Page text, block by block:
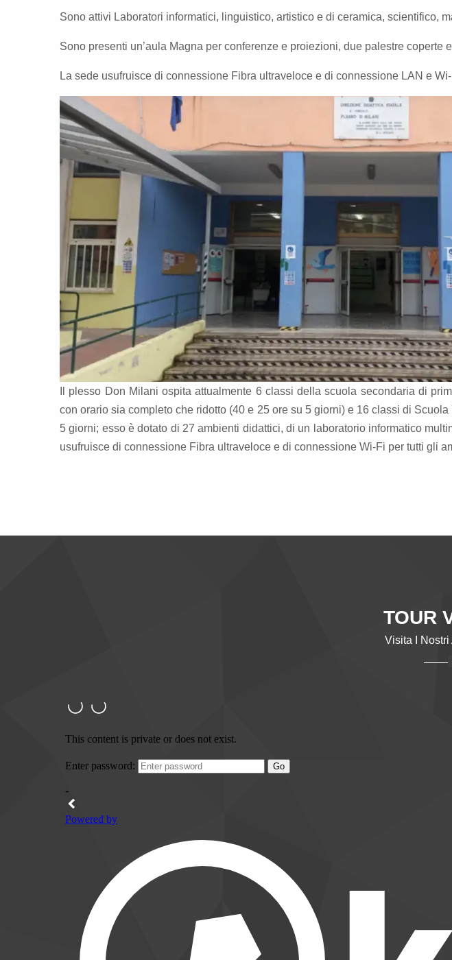
Sono attivi Laboratori informatici, linguistico, artistico e di ceramica, scientifico,
Sono presenti un’aula Magna per conferenze e proiezioni, due palestre coperte
La sede usufruisce di connessione Fibra ultraveloce e di connessione LAN e
Il plesso Don Milani ospita attualmente 6 classi della scuola secondaria di
con orario sia completo che ridotto (40 e 25 ore su 5 giorni) e 16 classi di
5 giorni; esso è dotato di 27 ambienti didattici, di un laboratorio informatico
usufruisce di connessione Fibra ultraveloce e di connessione Wi-Fi per tutti gli
TOUR
Visita I